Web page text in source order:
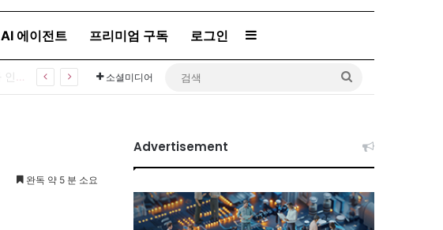
AI 에이전트 프리미엄 구독 로그인 Sidebar
소셜미디어
완독 약 5 분 소요
Advertisement